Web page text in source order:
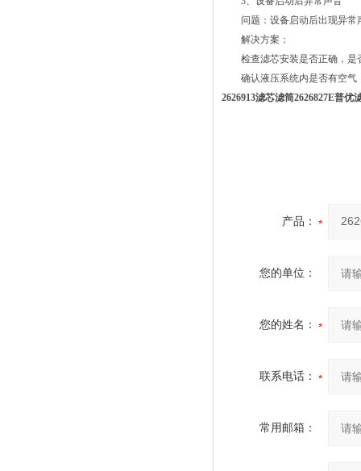
问题：设备启动后出现异常
解决方案：
检查滤芯安装是否正确，是
确认液压系统内是否有空气
2626913滤芯滤筒2626827E普优
产品：
您的单位：
您的姓名：
联系电话：
常用邮箱：